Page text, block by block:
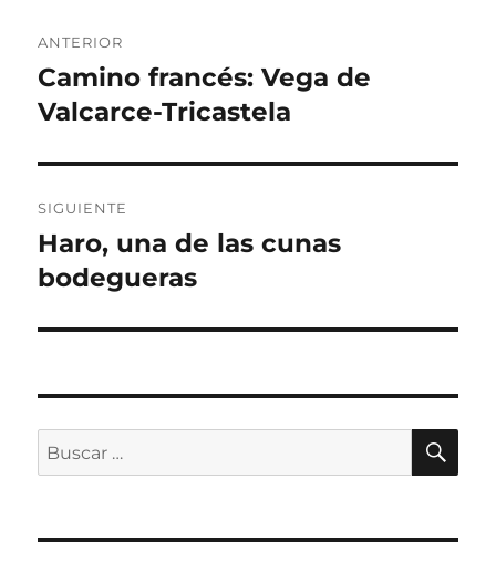
de
entradas
ANTERIOR
Entrada
anterior:
Camino francés: Vega de
Valcarce-Tricastela
SIGUIENTE
Entrada
siguiente:
Haro, una de las cunas
bodegueras
Buscar
por: